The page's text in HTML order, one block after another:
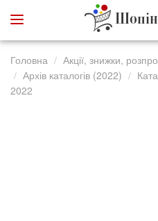
Головна
Акції, знижки,
Архів каталогів (2022)
2022